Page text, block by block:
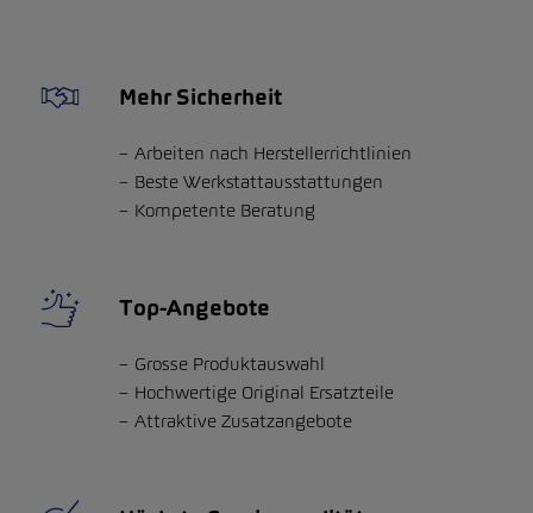
Mehr Sicherheit
Arbeiten nach Herstellerrichtlinien
Beste Werkstattausstattungen
Kompetente Beratung
Top-Angebote
Grosse Produktauswahl
Hochwertige Original Ersatzteile
Attraktive Zusatzangebote